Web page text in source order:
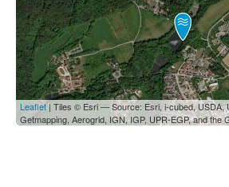
Leaflet | Tiles © Esri — Source: Esri, i-cubed, USDA,
Getmapping, Aerogrid, IGN, IGP, UPR-EGP, and the